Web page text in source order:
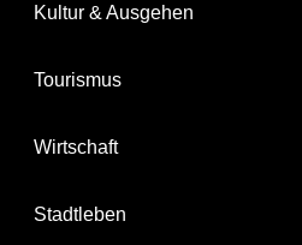
Kultur & Ausgehen
Tourismus
Wirtschaft
Stadtleben